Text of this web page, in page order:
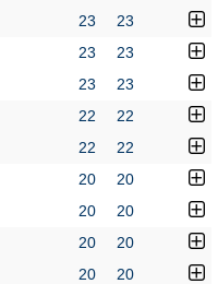
23
23
23
23
23
23
22
22
22
22
20
20
20
20
20
20
20
20